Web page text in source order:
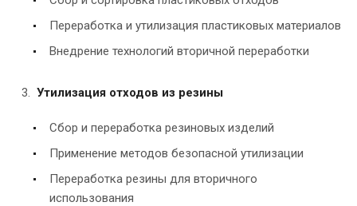
Переработка и утилизация пластиковых материалов
Внедрение технологий вторичной переработки
Утилизация отходов из резины
Сбор и переработка резиновых изделий
Применение методов безопасной утилизации
Переработка резины для вторичного
использования